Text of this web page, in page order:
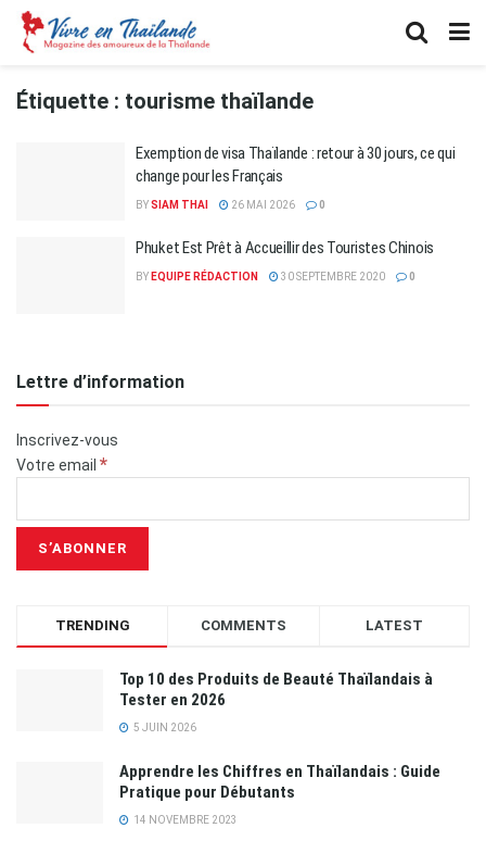
Étiquette : tourisme thaïlande
Exemption de visa Thaïlande : retour à 30 jours, ce qui
change pour les Français
BYSIAM THAI 26 MAI 2026 0
Phuket Est Prêt à Accueillir des Touristes Chinois
BY EQUIPE RÉDACTION 30 SEPTEMBRE 2020 0
Lettre d’information
Inscrivez-vous
Votre email *
TRENDING COMMENTS LATEST
Top 10 des Produits de Beauté Thaïlandais à
Tester en 2026
5 JUIN 2026
Apprendre les Chiffres en Thaïlandais : Guide
Pratique pour Débutants
14 NOVEMBRE 2023